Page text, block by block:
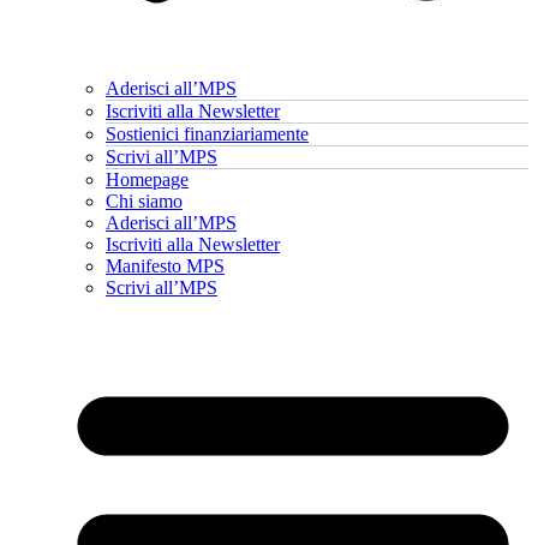
Aderisci all’MPS
Iscriviti alla Newsletter
Sostienici finanziariamente
Scrivi all’MPS
Homepage
Chi siamo
Aderisci all’MPS
Iscriviti alla Newsletter
Manifesto MPS
Scrivi all’MPS